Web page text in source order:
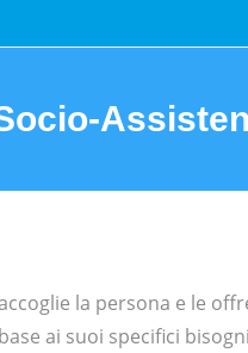
la persona e le
ai suoi specifici